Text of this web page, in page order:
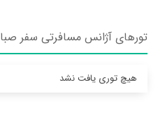
تورهای آژانس مسافرتی سفر صبا
هیچ توری یافت نشد